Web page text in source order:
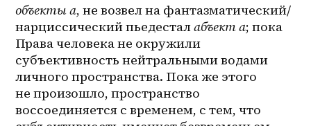
объекты а, не возвел на фантазматический/
нарциссический пьедестал абъект а; пока
Права человека не окружили
субъективность нейтральными водами
личного пространства. Пока же этого
не произошло, пространство
воссоединяется с временем, с тем, что